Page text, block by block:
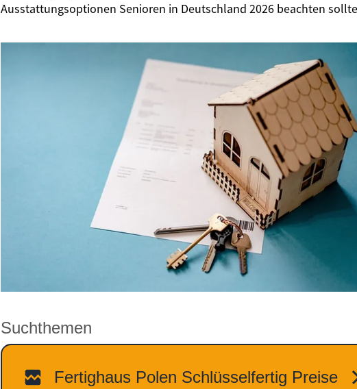
Ausstattungsoptionen Senioren in Deutschland 2026 beachten